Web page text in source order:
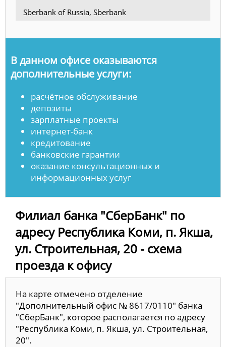
Sberbank of Russia, Sberbank
В данном офисе оказываются
дополнительные услуги:
расчётное обслуживание
депозиты
зарплатные проекты
интернет-банк
кредитование
банковские гарантии
оказание консультационных и
информационных услуг
Филиал банка "СберБанк" по
адресу Республика Коми, п. Якша,
ул. Строительная, 20 - схема
проезда к офису
На карте отмечено отделение
"Дополнительный офис № 8617/0110" банка
"СберБанк", которое располагается по адресу
"Республика Коми, п. Якша, ул. Строительная,
20".